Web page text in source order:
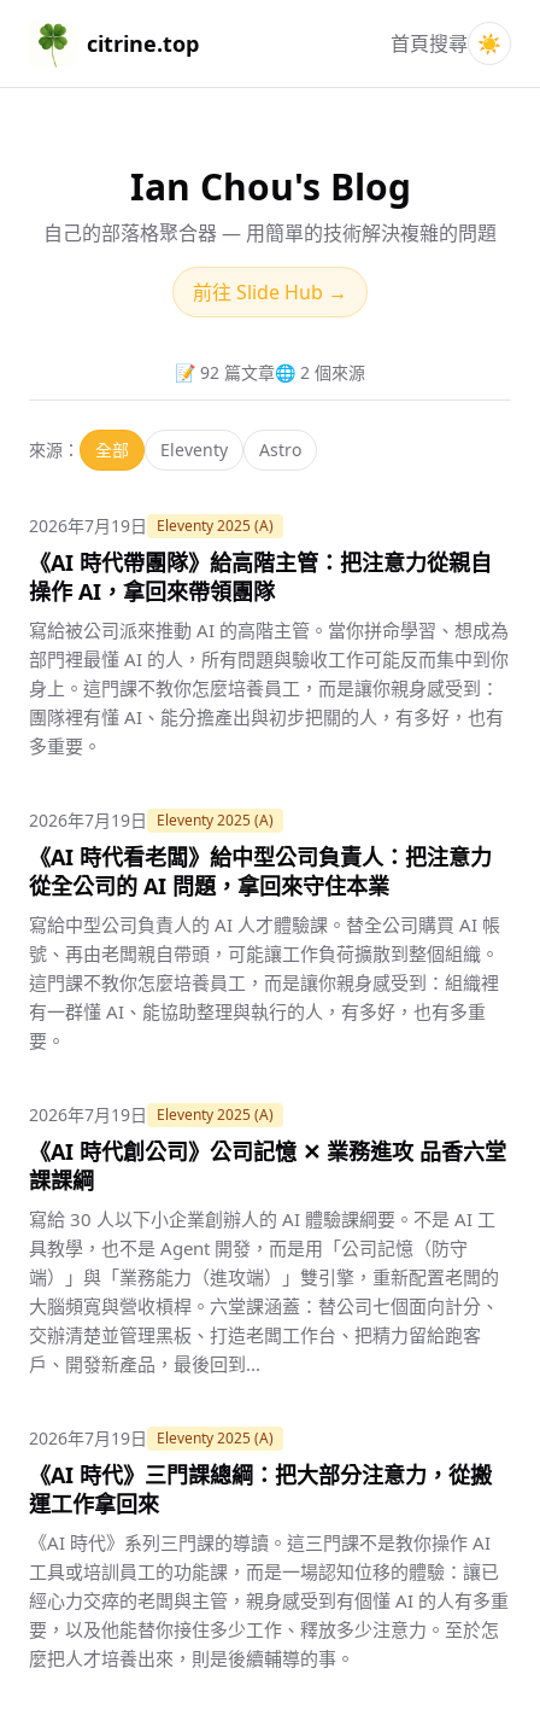
citrine.top 首頁搜尋 ☀️
Ian Chou's Blog
自己的部落格聚合器 — 用簡單的技術解決複雜的問題
前往 Slide Hub →
📝 92 篇文章🌐 2 個來源
來源： 全部 Eleventy Astro
2026年7月19日 Eleventy 2025 (A)
《AI 時代帶團隊》給高階主管：把注意力從親自
操作 AI，拿回來帶領團隊
寫給被公司派來推動 AI 的高階主管。當你拼命學習、想成為
部門裡最懂 AI 的人，所有問題與驗收工作可能反而集中到你
身上。這門課不教你怎麼培養員工，而是讓你親身感受到：
團隊裡有懂 AI、能分擔產出與初步把關的人，有多好，也有
多重要。
2026年7月19日 Eleventy 2025 (A)
《AI 時代看老闆》給中型公司負責人：把注意力
從全公司的 AI 問題，拿回來守住本業
寫給中型公司負責人的 AI 人才體驗課。替全公司購買 AI 帳
號、再由老闆親自帶頭，可能讓工作負荷擴散到整個組織。
這門課不教你怎麼培養員工，而是讓你親身感受到：組織裡
有一群懂 AI、能協助整理與執行的人，有多好，也有多重
要。
2026年7月19日 Eleventy 2025 (A)
《AI 時代創公司》公司記憶 ✕ 業務進攻 品香六堂
課課綱
寫給 30 人以下小企業創辦人的 AI 體驗課綱要。不是 AI 工
具教學，也不是 Agent 開發，而是用「公司記憶（防守
端）」與「業務能力（進攻端）」雙引擎，重新配置老闆的
大腦頻寬與營收槓桿。六堂課涵蓋：替公司七個面向計分、
交辦清楚並管理黑板、打造老闆工作台、把精力留給跑客
戶、開發新產品，最後回到...
2026年7月19日 Eleventy 2025 (A)
《AI 時代》三門課總綱：把大部分注意力，從搬
運工作拿回來
《AI 時代》系列三門課的導讀。這三門課不是教你操作 AI
工具或培訓員工的功能課，而是一場認知位移的體驗：讓已
經心力交瘁的老闆與主管，親身感受到有個懂 AI 的人有多重
要，以及他能替你接住多少工作、釋放多少注意力。至於怎
麼把人才培養出來，則是後續輔導的事。